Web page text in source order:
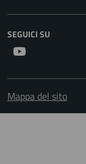
SEGUICI SU
Mappa del sito